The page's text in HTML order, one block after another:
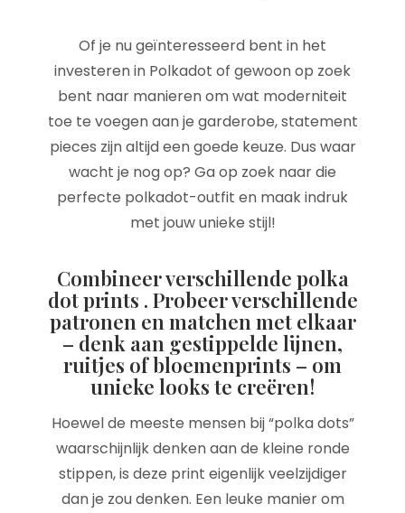
Of je nu geïnteresseerd bent in het
investeren in Polkadot of gewoon op zoek
bent naar manieren om wat moderniteit
toe te voegen aan je garderobe, statement
pieces zijn altijd een goede keuze. Dus waar
wacht je nog op? Ga op zoek naar die
perfecte polkadot-outfit en maak indruk
met jouw unieke stijl!
Combineer verschillende polka
dot prints . Probeer verschillende
patronen en matchen met elkaar
– denk aan gestippelde lijnen,
ruitjes of bloemenprints – om
unieke looks te creëren!
Hoewel de meeste mensen bij “polka dots”
waarschijnlijk denken aan de kleine ronde
stippen, is deze print eigenlijk veelzijdiger
dan je zou denken. Een leuke manier om